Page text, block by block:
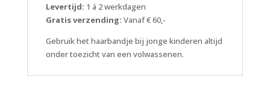
Levertijd: 1 á 2 werkdagen
Gratis verzending: Vanaf € 60,-
Gebruik het haarbandje bij jonge kinderen altijd
onder toezicht van een volwassenen.